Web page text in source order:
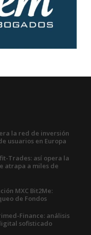
la red de inversión
usuarios en Europa
Trades: así opera la
atrapa a miles de
MXC Bit2Me:
de Fondos
Finance: análisis
sofisticado